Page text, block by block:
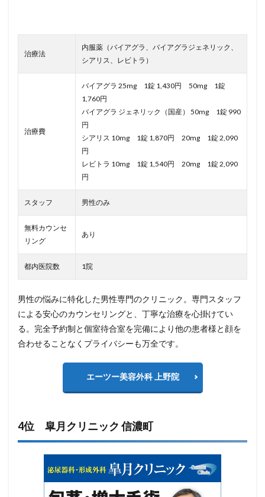
治療法
内服薬（バイアグラ、バイアグラジェネリック、
シアリス、レビトラ）
治療費
バイアグラ 25mg 1錠 1,430円 50mg 1錠
1,760円
バイアグラ ジェネリック（国産） 50mg 1錠 990
円
シアリス 10mg 1錠 1,870円 20mg 1錠 2,090
円
レビトラ 10mg 1錠 1,540円 20mg 1錠 2,090
円
スタッフ 男性のみ
無料カウンセ
リング
あり
都内医院数 1院
男性の悩みに特化した男性専門のクリニック。専門スタッフ
による安心のカウンセリングと、丁寧な治療を心掛けてい
る。完全予約制と個室待合室を完備により他の患者様と顔を
合わせることなくプライバシーも万全です。
エーツー美容外科 上野院
4位 皐月クリニック 信濃町